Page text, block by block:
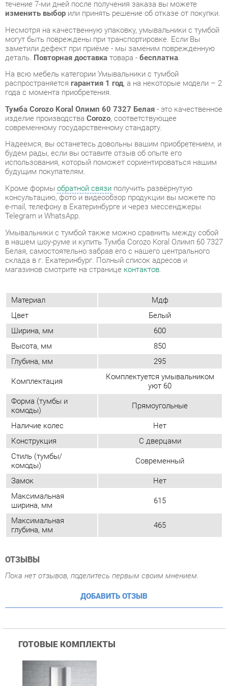
деталь.Повторная доставка товара -бесплатна.
На всю мебель категории Умывальники с тумбой
распространяетсягарантия 1 год, а на некоторые модели – 2
года с момента приобретения.
Тумба Corozo Koral Олимп 60 7327 Белая- это качественное
современному государственному стандарту.
Надеемся, вы останетесь довольны вашим приобретением, и
использования, который поможет сориентироваться нашим
будущим покупателям.
консультацию, фото и видеообзор продукции вы можете по
e-mail, телефону в Екатеринбурге и через мессенджеры
Telegram и WhatsApp.
Умывальники с тумбой также можно сравнить между собой
в нашем шоу-руме и купить Тумба Corozo Koral Олимп 60 7327
Белая, самостоятельно забрав его с нашего центрального
склада в г. Екатеринбург. Полный список адресов и
магазинов смотрите на странице контактов
Материал
Мдф
Цвет
Белый
Ширина, мм
600
Глубина, мм
295
Комплектация
Комплектуется умывальником
уют 60
Форма (тумбы и
комоды)
Прямоугольные
Наличие колес Нет
Конструкция
С дверцами
Стиль (тумбы/
комоды) Современный
Замок
Нет
Максимальная
ширина, мм 615
Максимальная
глубина, мм 465
ОТЗЫВЫ
Пока нет отзывов, поделитесь первым своим мнением.
ГОТОВЫЕ КОМПЛЕКТЫ
Комплект мебели для